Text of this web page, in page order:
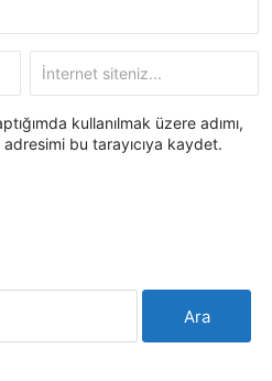
kullanılmak üzere adımı,
bu tarayıcıya kaydet.